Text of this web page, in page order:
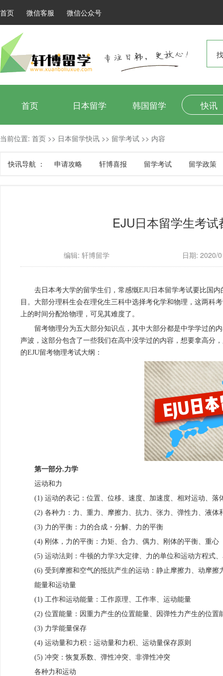
首页 微信客服 微信公众号
首页 日本留学 韩国留学 快讯
当前位置: 首页 >> 日本留学快讯 >> 留学考试 >> 内容
快讯导航 ： 申请攻略 轩博喜报 留学考试 留学政策
EJU日本留学生考
编辑: 轩博留学 日期: 2020/
去日本考大学的留学生们，常感慨EJU日本留学考试要比国
目。大部分理科生会在理化生三科中选择考化学和物理，这两科
上的时间分配给物理，可见其难度了。
留考物理分为五大部分知识点，其中大部分都是中学学过的
声波，这部分包含了一些我们在高中没学过的内容，想要拿高分
的EJU留考物理考试大纲：
第一部分.力学
运动和力
(1) 运动的表记：位置、位移、速度、加速度、相对运动、
(2) 各种力：力、重力、摩擦力、抗力、张力、弹性力、液体
(3) 力的平衡：力的合成・分解、力的平衡
(4) 刚体，力的平衡：力矩、合力、偶力、刚体的平衡、重心
(5) 运动法则：牛顿的力学3大定律、力的单位和运动方程式
(6) 受到摩擦和空气的抵抗产生的运动：静止摩擦力、动摩
能量和运动量
(1) 工作和运动能量：工作原理、工作率、运动能量
(2) 位置能量：因重力产生的位置能量、因弹性力产生的位置
(3) 力学能量保存
(4) 运动量和力积：运动量和力积、运动量保存原则
(5) 冲突：恢复系数、弹性冲突、非弹性冲突
各种力和运动